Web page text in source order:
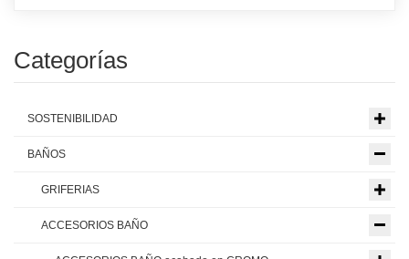
Categorías
SOSTENIBILIDAD
BAÑOS
GRIFERIAS
ACCESORIOS BAÑO